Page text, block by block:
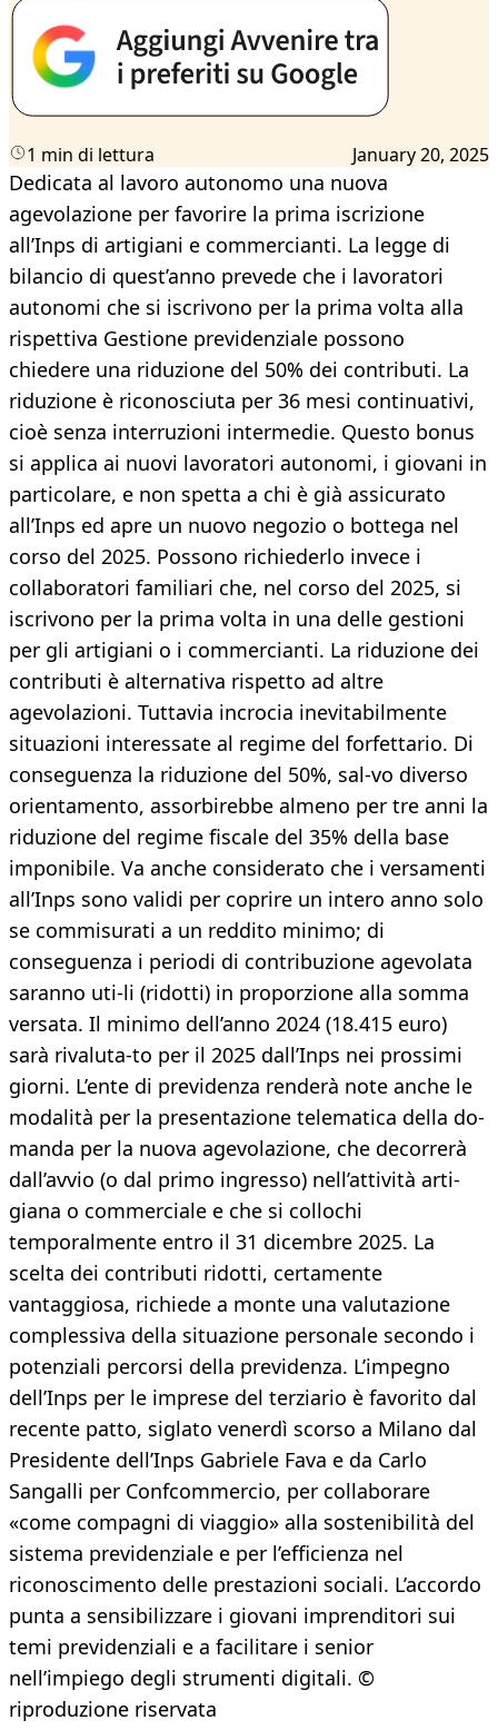
1 min di lettura January 20, 2025
Dedicata al lavoro autonomo una nuova
agevolazione per favorire la prima iscrizione
all’Inps di artigiani e commercianti. La legge di
bilancio di quest’anno prevede che i lavoratori
autonomi che si iscrivono per la prima volta alla
rispettiva Gestione previdenziale possono
chiedere una riduzione del 50% dei contributi. La
riduzione è riconosciuta per 36 mesi continuativi,
cioè senza interruzioni intermedie. Questo bonus
si applica ai nuovi lavoratori autonomi, i giovani in
particolare, e non spetta a chi è già assicurato
all’Inps ed apre un nuovo negozio o bottega nel
corso del 2025. Possono richiederlo invece i
collaboratori familiari che, nel corso del 2025, si
iscrivono per la prima volta in una delle gestioni
per gli artigiani o i commercianti. La riduzione dei
contributi è alternativa rispetto ad altre
agevolazioni. Tuttavia incrocia inevitabilmente
situazioni interessate al regime del forfettario. Di
conseguenza la riduzione del 50%, sal-vo diverso
orientamento, assorbirebbe almeno per tre anni la
riduzione del regime fiscale del 35% della base
imponibile. Va anche considerato che i versamenti
all’Inps sono validi per coprire un intero anno solo
se commisurati a un reddito minimo; di
conseguenza i periodi di contribuzione agevolata
saranno uti-li (ridotti) in proporzione alla somma
versata. Il minimo dell’anno 2024 (18.415 euro)
sarà rivaluta-to per il 2025 dall’Inps nei prossimi
giorni. L’ente di previdenza renderà note anche le
modalità per la presentazione telematica della do-
manda per la nuova agevolazione, che decorrerà
dall’avvio (o dal primo ingresso) nell’attività arti-
giana o commerciale e che si collochi
temporalmente entro il 31 dicembre 2025. La
scelta dei contributi ridotti, certamente
vantaggiosa, richiede a monte una valutazione
complessiva della situazione personale secondo i
potenziali percorsi della previdenza. L’impegno
dell’Inps per le imprese del terziario è favorito dal
recente patto, siglato venerdì scorso a Milano dal
Presidente dell’Inps Gabriele Fava e da Carlo
Sangalli per Confcommercio, per collaborare
«come compagni di viaggio» alla sostenibilità del
sistema previdenziale e per l’efficienza nel
riconoscimento delle prestazioni sociali. L’accordo
punta a sensibilizzare i giovani imprenditori sui
temi previdenziali e a facilitare i senior
nell’impiego degli strumenti digitali. ©
riproduzione riservata